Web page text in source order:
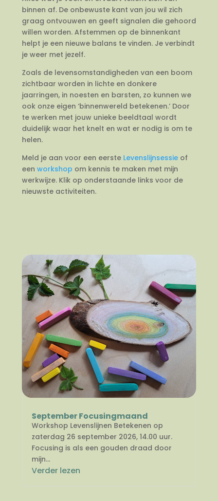
binnen af. De onbewuste kant van jou wil zich
graag ontvouwen en geeft signalen die gehoord
willen worden. Afstemmen op de binnenkant
helpt je een nieuwe balans te vinden. Je verbindt
je weer met jezelf.
Zoals de levensomstandigheden van een boom
zichtbaar worden in lichte en donkere
jaarringen, in noesten en barsten, zo kunnen we
ook onze eigen ‘binnenwereld betekenen.’ Door
te werken met jouw unieke beeldtaal wordt
duidelijk waar het knelt en wat er nodig is om te
helen.
Meld je aan voor een eerste Levenslijnsessieof
een workshop om kennis te maken met mijn
werkwijze. Klik op onderstaande links voor de
nieuwste activiteiten.
September Focusingmaand
Workshop Levenslijnen Betekenen op
zaterdag 26 september 2026, 14.00 uur.
Focusing is als een gouden draad door
mijn...
Verder lezen